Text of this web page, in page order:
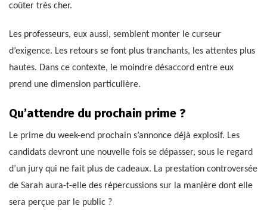
coûter très cher.
Les professeurs, eux aussi, semblent monter le curseur
d’exigence. Les retours se font plus tranchants, les attentes plus
hautes. Dans ce contexte, le moindre désaccord entre eux
prend une dimension particulière.
Qu’attendre du prochain prime ?
Le prime du week-end prochain s’annonce déjà explosif. Les
candidats devront une nouvelle fois se dépasser, sous le regard
d’un jury qui ne fait plus de cadeaux. La prestation controversée
de Sarah aura-t-elle des répercussions sur la manière dont elle
sera perçue par le public ?